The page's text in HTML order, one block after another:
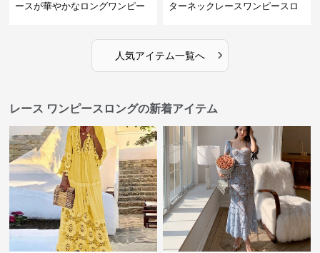
ースが華やかなロングワンピー
ターネックレースワンピースロ
人気アイテム一覧へ ›
レース ワンピースロングの新着アイテム